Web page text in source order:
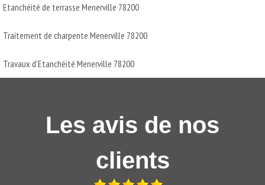
Etanchéité de terrasse Menerville 78200
Traitement de charpente Menerville 78200
Travaux d'Etanchéité Menerville 78200
Les avis de nos
clients